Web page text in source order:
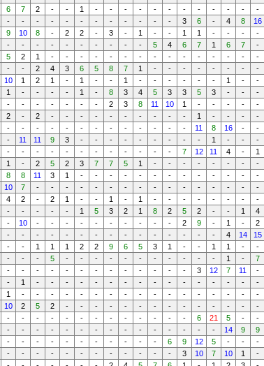
6 7 2 - - 1 - - - - - - - - - - - -
- - - - - - - - - - - - 3 6 - 4 8 16
9 10 8 - 2 2 - 3 - 1 - - 1 1 - - - -
- - - - - - - - - - 5 4 6 7 1 6 7 -
5 2 1 - - - - - - - - - - - - - - -
- - 2 4 3 6 5 8 7 1 - - - - - - - -
10 1 2 1 - 1 - - 1 - - - - - - 1 - -
1 - - - - 1 - 8 3 4 5 3 3 5 3 - - -
- - - - - - - 2 3 8 11 10 1 - - - - -
2 - 2 - - - - - - - - - - 1 - - - -
- - - - - - - - - - - - - 11 8 16 - -
- 11 11 9 3 - - - - - - - - - 1 - - -
- - - - - - - - - - - - 7 12 11 4 - 1
1 - 2 5 2 3 7 7 5 1 - - - - - - - -
8 8 11 3 1 - - - - - - - - - - - - -
10 7 - - - - - - - - - - - - - - - -
4 2 - 2 1 - - 1 - 1 - - - - - - - -
- - - - - 1 5 3 2 1 8 2 5 2 - - 1 4
- 10 - - - - - - - - - - 2 9 - 1 - 2
- - - - - - - - - - - - - - - 4 14 15
- - 1 1 1 2 2 9 6 5 3 1 - - 1 1 - -
- - - 5 - - - - - - - - - - - 1 - 7
- - - - - - - - - - - - - 3 12 7 11 -
- 1 - - - - - - - - - - - - - - - -
1 - - - - - - - - - - - - - - - - -
10 2 5 2 - - - - - - - - - - - - - -
- - - - - - - - - - - - - 6 21 5 - -
- - - - - - - - - - - - - - - 14 9 9
- - - - - - - - - - - 6 9 12 5 - - -
- - - - - - - - - - - - 3 10 7 10 1 -